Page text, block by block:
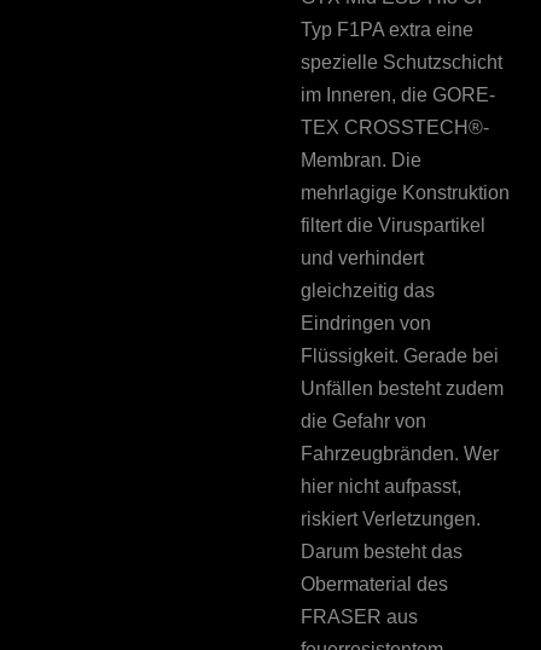
Typ F1PA extra eine
spezielle Schutzschicht
im Inneren, die GORE-
TEX CROSSTECH®-
Membran. Die
mehrlagige Konstruktion
filtert die Viruspartikel
und verhindert
gleichzeitig das
Eindringen von
Flüssigkeit. Gerade bei
Unfällen besteht zudem
die Gefahr von
Fahrzeugbränden. Wer
hier nicht aufpasst,
riskiert Verletzungen.
Darum besteht das
Obermaterial des
FRASER aus